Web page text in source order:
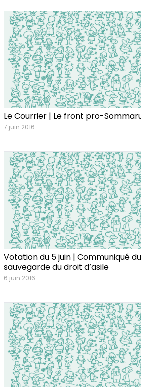
Le Courrier | Le front pro-
7 juin 2016
Votation du 5 juin | Communiqué
sauvegarde du droit d’asile
6 juin 2016